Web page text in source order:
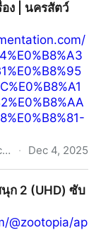
ง | นครสัตว์
zootopia.apidocumentation.com · Dec 4, 2025
ก 2 (UHD) ซับ
@zootopia/ap